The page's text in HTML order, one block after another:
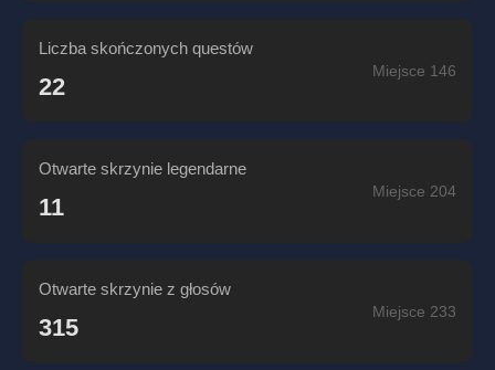
Liczba skończonych questów
22
Miejsce 146
Otwarte skrzynie legendarne
11
Miejsce 204
Otwarte skrzynie z głosów
315
Miejsce 233